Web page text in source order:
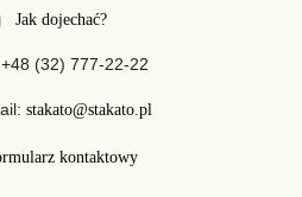
Jak dojechać?
(32) 777-22-22
stakato@stakato.pl
kontaktowy